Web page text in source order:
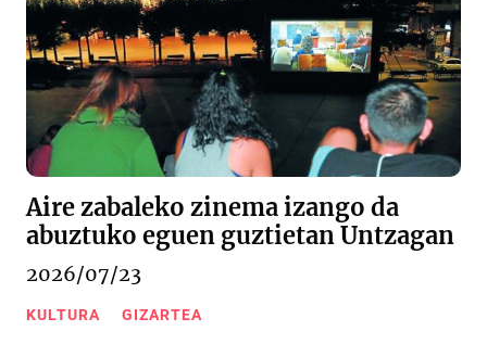
Aire zabaleko zinema izango da
abuztuko eguen guztietan Untzagan
2026/07/23
KULTURA GIZARTEA